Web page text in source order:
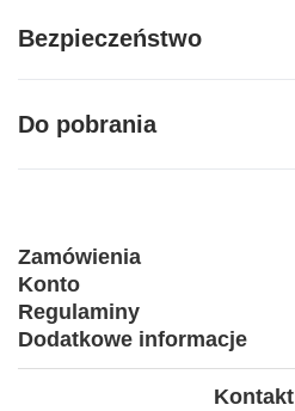
Model HNFA
Kompatybilność
Bezpieczeństwo
Do pobrania
Zamówienia
Konto
Regulaminy
Dodatkowe informacje
Kontakt